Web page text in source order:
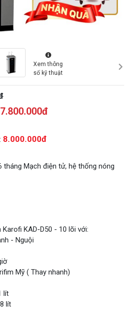
Xem thông
số kỹ thuật
7.800.000đ
8.000.000đ
tháng Mạch điện tử, hệ thống nóng
KAD-D50 - 10 lõi với:
- Nguội
Mỹ ( Thay nhanh)
lít
lít